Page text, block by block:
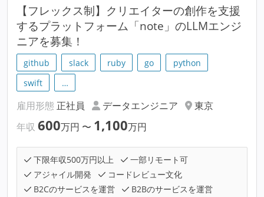
【フレックス制】クリエイターの創作を支援
するプラットフォーム「note」のLLMエンジ
ニアを募集！
github slack ruby go
python
swift
…
雇用形態 正社員 データエンジニア
東京
年収 600万円 〜 1,100万円
下限年収500万円以上
一部リモート可
アジャイル開発
コードレビュー文化
B2Cのサービスを運営
B2Bのサービスを運営